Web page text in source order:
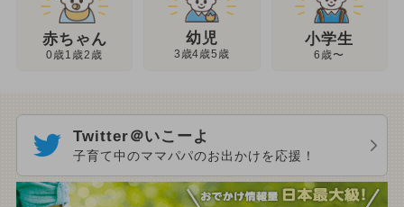
赤ちゃん
0歳1歳2歳
幼児
3歳4歳5歳
小学生
6歳〜
Twitter＠いこーよ
子育て中のママパパのお出かけを応援！